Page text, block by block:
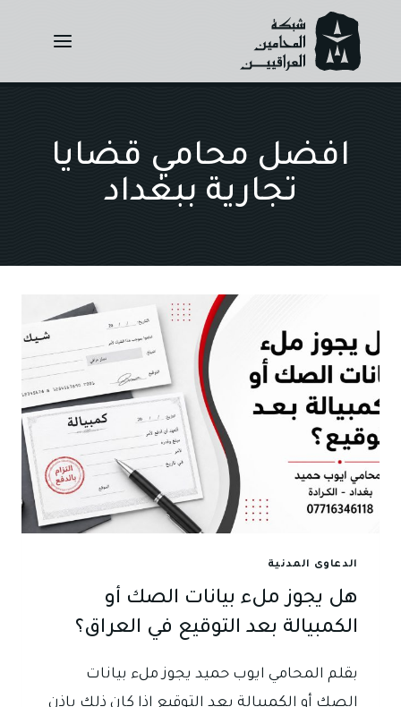
content
افضل محامي قضايا
تجارية ببغداد
الدعاوى المدنية
هل يجوز ملء بيانات الصك أو
الكمبيالة بعد التوقيع في العراق؟
بقلم المحامي ايوب حميد يجوز ملء بيانات
الصك أو الكمبيالة بعد التوقيع إذا كان ذلك بإذن